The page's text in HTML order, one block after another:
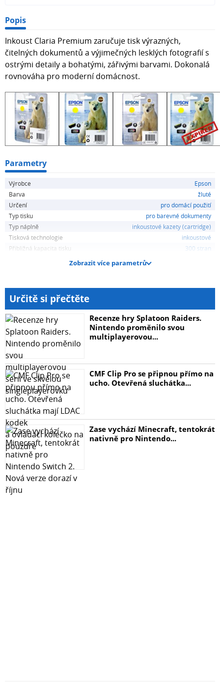
Popis
Inkoust Claria Premium zaručuje tisk výrazných,
čitelných dokumentů a výjimečných lesklých fotografií s
ostrými detaily a bohatými, zářivými barvami. Dokonalá
rovnováha pro moderní domácnost.
Parametry
Výrobce
Epson
Barva
žluté
Určení
pro domácí použití
Typ tisku
pro barevné dokumenty
Typ náplně
inkoustové kazety (cartridge)
Tisková technologie
inkoustové
Přibližná kapacita tisku
300 stran
Zobrazit více parametrů
Určitě si přečtěte
Recenze hry Splatoon Raiders.
Nintendo proměnilo svou
multiplayerovou...
CMF Clip Pro se připnou přímo na
ucho. Otevřená sluchátka...
Zase vychází Minecraft, tentokrát
nativně pro Nintendo...